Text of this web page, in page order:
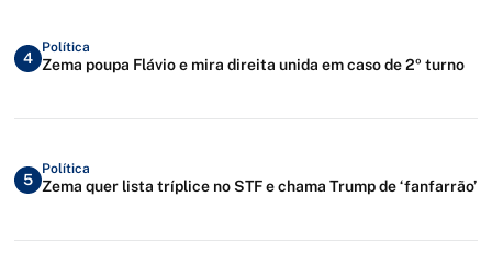
4
Política
Zema poupa Flávio e mira direita unida em caso de 2º turno
5
Política
Zema quer lista tríplice no STF e chama Trump de ‘fanfarrão’